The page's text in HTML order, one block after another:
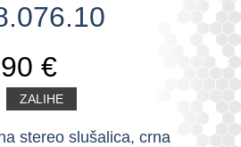
€
ZALIHE
stereo slušalica, crna